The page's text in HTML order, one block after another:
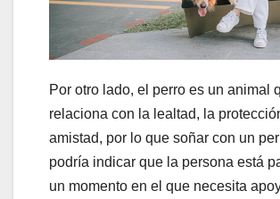
Por otro lado, el perro es un animal
relaciona con la lealtad, la
amistad, por lo que soñar con un
podría indicar que la persona está
un momento en el que necesita